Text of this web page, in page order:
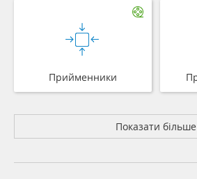
Прийменники
Показати більше